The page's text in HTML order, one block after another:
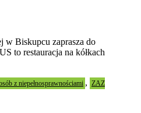
w Biskupcu zaprasza do
to restauracja na kółkach
z niepełnosprawnościami ,
ZAZ